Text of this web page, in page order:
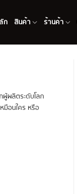
ก สินค้า ร้านค้า
ผลิตระดับโลก
มือนใคร หรือ